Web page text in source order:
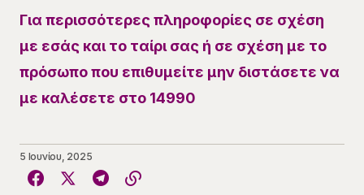
Για περισσότερες πληροφορίες σε σχέση
με εσάς και το ταίρι σας ή σε σχέση με το
πρόσωπο που επιθυμείτε μην διστάσετε να
με καλέσετε στο 14990
5 Ιουνίου, 2025